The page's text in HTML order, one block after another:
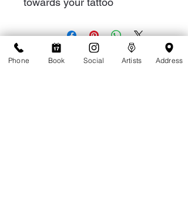
Phone Book Social Artists Address